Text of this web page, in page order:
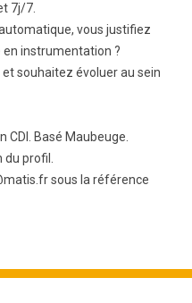
7j/7.
vous justifiez
en instrumentation ?
souhaitez évoluer au sein
CDI. Basé Maubeuge.
profil.
sous la référence